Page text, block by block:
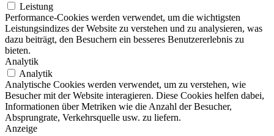
Leistung
Performance-Cookies werden verwendet, um die wichtigsten
Leistungsindizes der Website zu verstehen und zu analysieren, was
dazu beiträgt, den Besuchern ein besseres Benutzererlebnis zu
bieten.
Analytik
Analytik
Analytische Cookies werden verwendet, um zu verstehen, wie
Besucher mit der Website interagieren. Diese Cookies helfen dabei,
Informationen über Metriken wie die Anzahl der Besucher,
Absprungrate, Verkehrsquelle usw. zu liefern.
Anzeige